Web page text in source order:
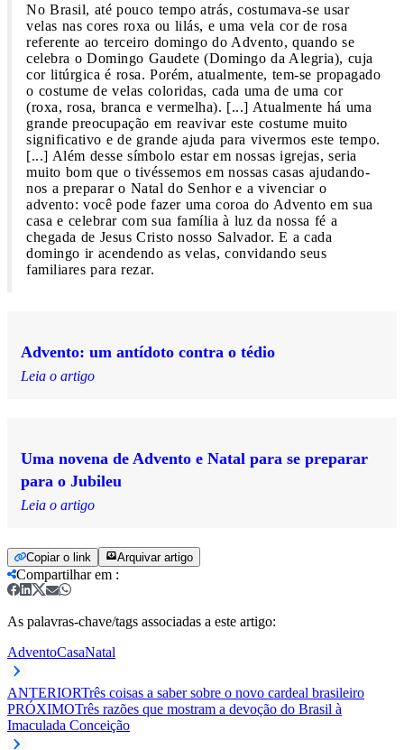
No Brasil, até pouco tempo atrás, costumava-se usar
velas nas cores roxa ou lilás, e uma vela cor de rosa
referente ao terceiro domingo do Advento, quando se
celebra o Domingo Gaudete (Domingo da Alegria), cuja
cor litúrgica é rosa. Porém, atualmente, tem-se propagado
o costume de velas coloridas, cada uma de uma cor
(roxa, rosa, branca e vermelha). [...] Atualmente há uma
grande preocupação em reavivar este costume muito
significativo e de grande ajuda para vivermos este tempo.
[...] Além desse símbolo estar em nossas igrejas, seria
muito bom que o tivéssemos em nossas casas ajudando-
nos a preparar o Natal do Senhor e a vivenciar o
advento: você pode fazer uma coroa do Advento em sua
casa e celebrar com sua família à luz da nossa fé a
chegada de Jesus Cristo nosso Salvador. E a cada
domingo ir acendendo as velas, convidando seus
familiares para rezar.
Advento: um antídoto contra o tédio
Leia o artigo
Uma novena de Advento e Natal para se preparar
para o Jubileu
Leia o artigo
Copiar o link Arquivar artigo
Compartilhar em :
As palavras-chave/tags associadas a este artigo:
AdventoCasaNatal
ANTERIORTrês coisas a saber sobre o novo cardeal brasileiro
PRÓXIMOTrês razões que mostram a devoção do Brasil à
Imaculada Conceição